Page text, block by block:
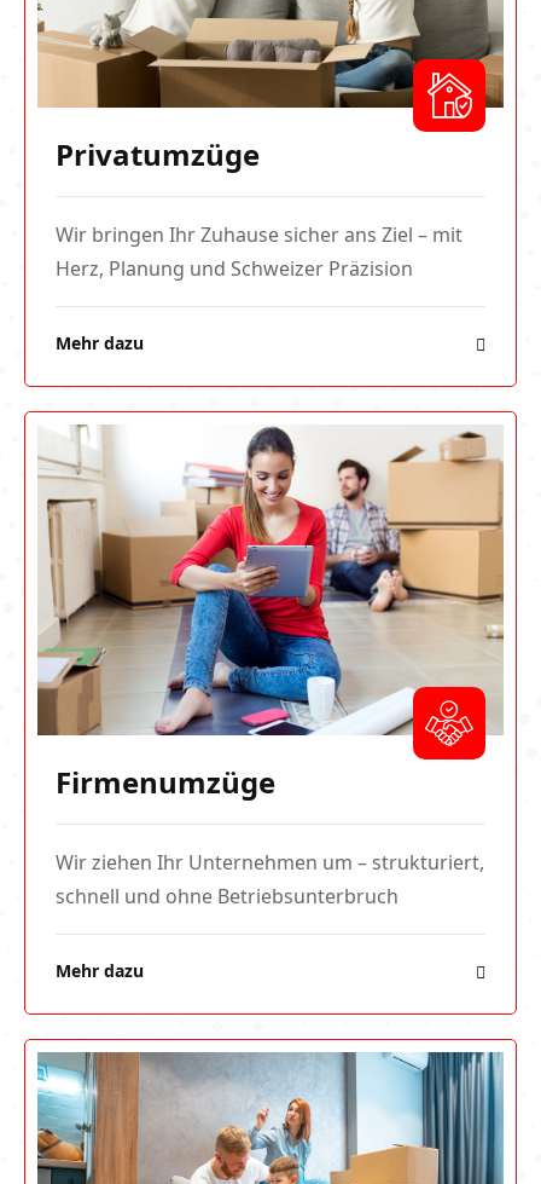
Privatumzüge
Wir bringen Ihr Zuhause sicher ans Ziel – mit
Herz, Planung und Schweizer Präzision
Mehr dazu
Firmenumzüge
Wir ziehen Ihr Unternehmen um – strukturiert,
schnell und ohne Betriebsunterbruch
Mehr dazu